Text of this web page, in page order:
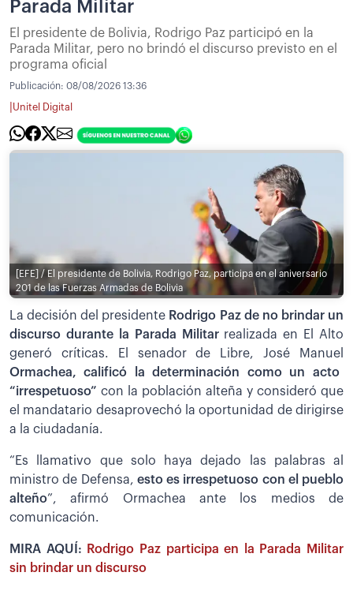
Parada Militar
El presidente de Bolivia, Rodrigo Paz participó en la
Parada Militar, pero no brindó el discurso previsto en el
programa oficial
Publicación: 08/08/2026 13:36
Unitel Digital
[EFE] / El presidente de Bolivia, Rodrigo Paz, participa en el aniversario
201 de las Fuerzas Armadas de Bolivia
La decisión del presidente Rodrigo Paz de no brindar un
discurso durante la Parada Militar realizada en El Alto
generó críticas. El senador de Libre, José Manuel
Ormachea, calificó la determinación como un acto
“irrespetuoso” con la población alteña y consideró que
el mandatario desaprovechó la oportunidad de dirigirse
a la ciudadanía.
“Es llamativo que solo haya dejado las palabras al
ministro de Defensa, esto es irrespetuoso con el pueblo
alteño”, afirmó Ormachea ante los medios de
comunicación.
MIRA AQUÍ:
Rodrigo Paz participa en la Parada Militar
sin brindar un discurso